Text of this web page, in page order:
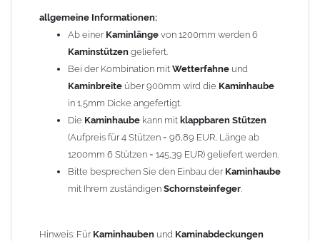
allgemeine Informationen:
Ab einer Kaminlänge von 1200mm werden 6
Kaminstützen geliefert.
Bei der Kombination mit Wetterfahne und
Kaminbreite über 900mm wird die Kaminhaube
in 1,5mm Dicke angefertigt.
Die Kaminhaube kann mit klappbaren Stützen
(Aufpreis für 4 Stützen = 96,89 EUR, Länge ab
1200mm 6 Stützen = 145,39 EUR) geliefert werden.
Bitte besprechen Sie den Einbau der Kaminhaube
mit Ihrem zuständigen Schornsteinfeger.
Hinweis: Für Kaminhauben und Kaminabdeckungen